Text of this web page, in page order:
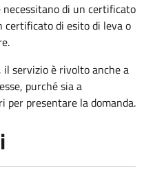
di un certificato
certificato di esito di leva o
servizio è rivolto anche a
purché sia a
per presentare la domanda.